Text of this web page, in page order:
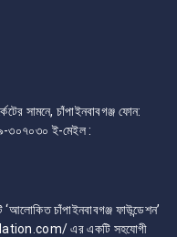
সামনে, চাঁপাইনবাবগঞ্জ ফোন:
৩০৭০৩০ ই-মেইল :
চাঁপাইনবাবগঞ্জ ফাউন্ডেশন’
এর একটি সহযোগী